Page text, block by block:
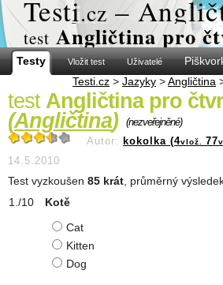
Testi.cz –
test Angličtina pro
Testy Vložit test Uživatelé
Testi.cz > Jazyky >Angličtina
test Angličtina pro
(Angličtina) (nezveřejněné)
Autor: kokolka (4vlož. 77
14.5.2010
Test vyzkoušen 85 krát, průměrný
Kotě
Cat
Kitten
Dog